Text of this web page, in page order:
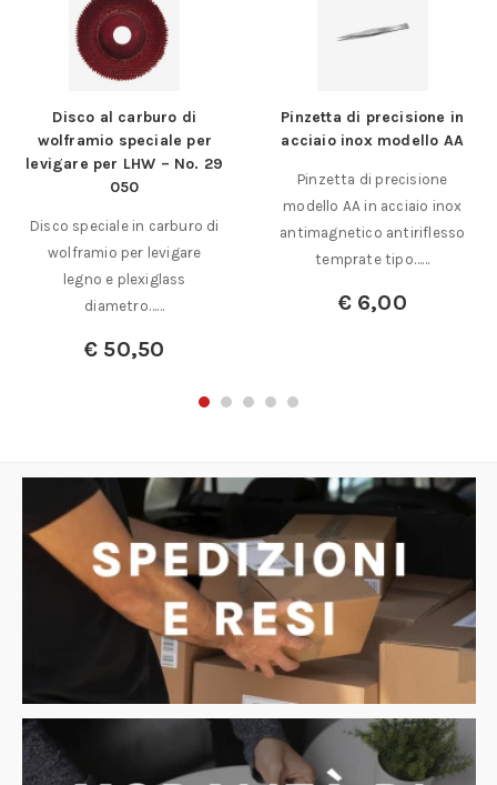
Disco al carburo di
wolframio speciale per
levigare per LHW – No. 29
050
Disco speciale in carburo di
wolframio per levigare
legno e plexiglass
diametro……
€ 50,50
Pinzetta di precisione in
acciaio inox modello AA
Pinzetta di precisione
modello AA in acciaio inox
antimagnetico antiriflesso
temprate tipo……
€6,00